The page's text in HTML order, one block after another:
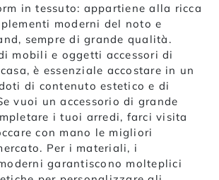
in tessuto: appartiene alla ricca
moderni del noto e
sempre di grande qualità.
mobili e oggetti accessori di
è essenziale accostare in un
di contenuto estetico e di
vuoi un accessorio di grande
i tuoi arredi, farci visita
con mano le migliori
Per i materiali, i
garantiscono molteplici